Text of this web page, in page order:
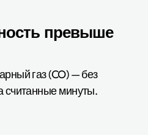
превыше
газ (CO) — без
считанные минуты.